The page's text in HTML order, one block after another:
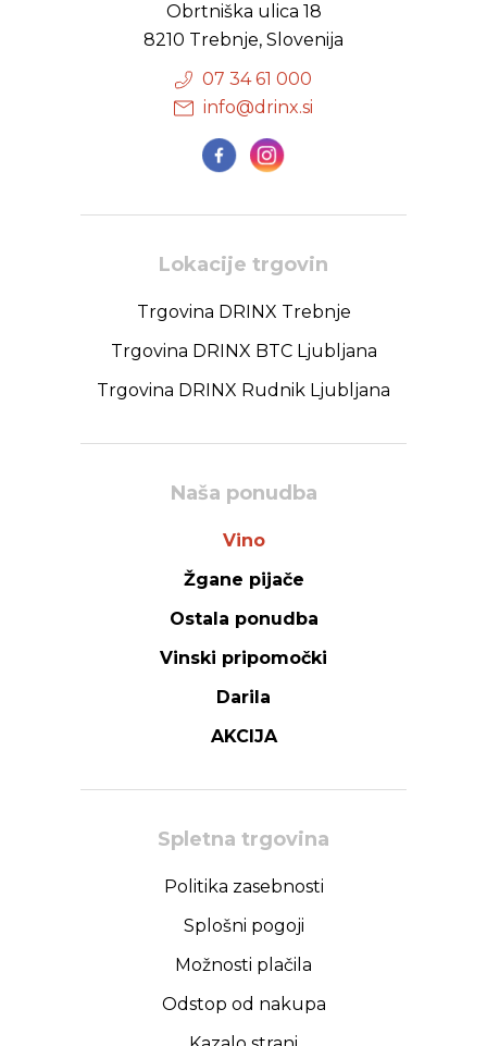
Obrtniška ulica 18
8210 Trebnje, Slovenija
07 34 61 000
info@drinx.si
Lokacije trgovin
Trgovina DRINX Trebnje
Trgovina DRINX BTC Ljubljana
Trgovina DRINX Rudnik Ljubljana
Naša ponudba
Vino
Žgane pijače
Ostala ponudba
Vinski pripomočki
Darila
AKCIJA
Spletna trgovina
Politika zasebnosti
Splošni pogoji
Možnosti plačila
Odstop od nakupa